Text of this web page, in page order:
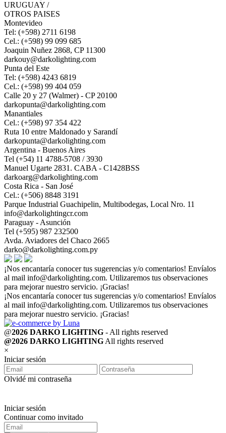
URUGUAY /
OTROS PAISES
Montevideo
Tel: (+598) 2711 6198
Cel.: (+598) 99 099 685
Joaquin Nuñez 2868, CP 11300
darkouy@darkolighting.com
Punta del Este
Tel: (+598) 4243 6819
Cel.: (+598) 99 404 059
Calle 20 y 27 (Walmer) - CP 20100
darkopunta@darkolighting.com
Manantiales
Cel.: (+598) 97 354 422
Ruta 10 entre Maldonado y Sarandí
darkopunta@darkolighting.com
Argentina - Buenos Aires
Tel (+54) 11 4788-5708 / 3930
Manuel Ugarte 2831. CABA - C1428BSS
darkoarg@darkolighting.com
Costa Rica - San José
Cel.: (+506) 8848 3191
Parque Industrial Guachipelin, Multibodegas, Local Nro. 11
info@darkolightingcr.com
Paraguay - Asunción
Tel (+595) 987 232500
Avda. Aviadores del Chaco 2665
darko@darkolighting.com.py
¡Nos encantaría conocer tus sugerencias y/o comentarios! Envíalos
al mail info@darkolighting.com. Utilizaremos tus observaciones
para mejorar nuestro servicio. ¡Gracias!
¡Nos encantaría conocer tus sugerencias y/o comentarios! Envíalos
al mail info@darkolighting.com. Utilizaremos tus observaciones
para mejorar nuestro servicio. ¡Gracias!
@2026 DARKO LIGHTING - All rights reserved
@2026 DARKO LIGHTINGAll rights reserved
×
Iniciar sesión
Olvidé mi contraseña
Iniciar sesión
Continuar como invitado